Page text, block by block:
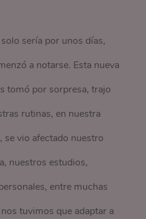
sería por unos días,
a notarse. Esta nueva
tomó por sorpresa, trajo
rutinas, en nuestra
vio afectado nuestro
nuestros estudios,
entre muchas
tuvimos que adaptar a